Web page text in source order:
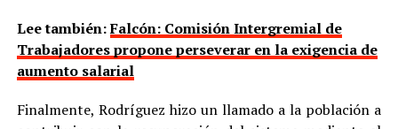
Lee también:Falcón: Comisión Intergremial de
Trabajadores propone perseverar en la exigencia de
aumento salarial
Finalmente, Rodríguez hizo un llamado a la población a